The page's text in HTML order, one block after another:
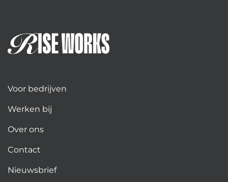
Voor bedrijven
Werken bij
Over ons
Contact
Nieuwsbrief